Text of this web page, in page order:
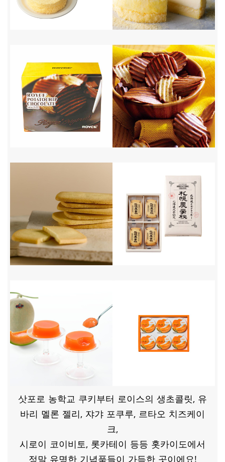
삿포로 농학교 쿠키부터 로이스의 생초콜릿, 유
바리 멜론 젤리, 쟈갸 포쿠루, 르타오 치즈케이
크,
시로이 코이비토, 롯카테이 등등 홋카이도에서
정말 유명한 기념품들이 가득한 곳이에요!